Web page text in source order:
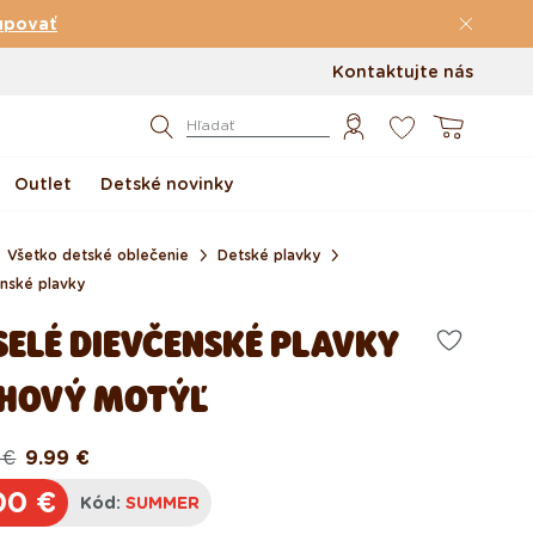
Kontaktujte nás
Hľadať Košík
Outlet Detské novinky
Všetko detské oblečenie
Detské plavky
plavky
DIEVČENSKÉ PLAVKY
MOTÝĽ
€ 9.99 €
€ Kód:SUMMER